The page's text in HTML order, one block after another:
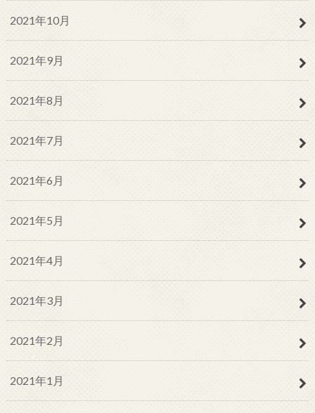
2021年10月
2021年9月
2021年8月
2021年7月
2021年6月
2021年5月
2021年4月
2021年3月
2021年2月
2021年1月